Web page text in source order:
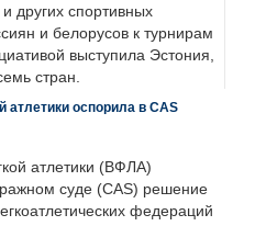
других спортивных
и белорусов к турнирам
выступила Эстония,
стран.
атлетики оспорила в CAS
атлетики (ВФЛА)
суде (CAS) решение
федераций